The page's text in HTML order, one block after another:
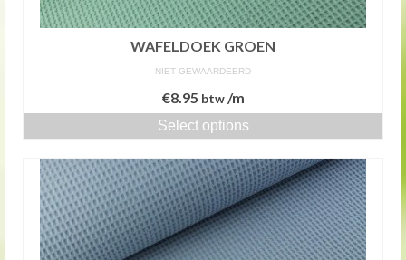
WAFELDOEK GROEN
NIET GEWAARDEERD
€8.95 btw/m
Select options